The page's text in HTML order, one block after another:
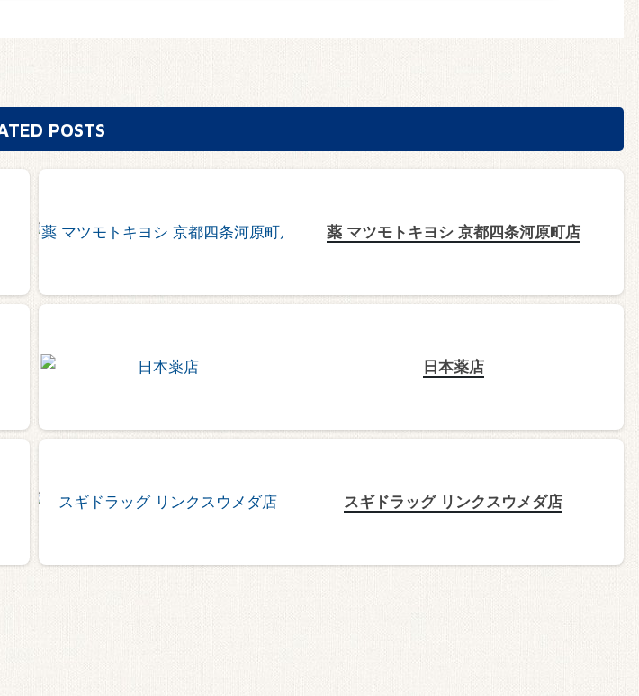
POSTS
薬 マツモトキヨシ 京都四条河原町店
日本薬店
スギドラッグ リンクスウメダ店